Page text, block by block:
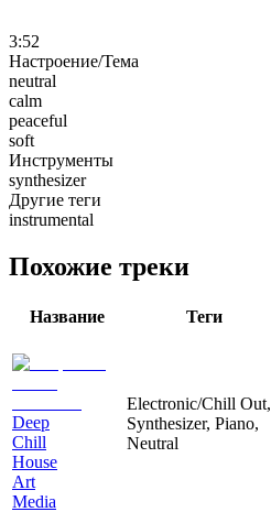
3:52
Настроение/Тема
neutral
calm
peaceful
soft
Инструменты
synthesizer
Другие теги
instrumental
Похожие треки
Название Теги
Deep
Chill
House
Art
Media
Electronic/Chill Out,
Synthesizer, Piano,
Neutral